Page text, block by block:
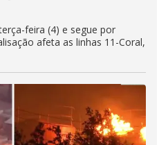
feira (4) e segue por
afeta as linhas 11-Coral,